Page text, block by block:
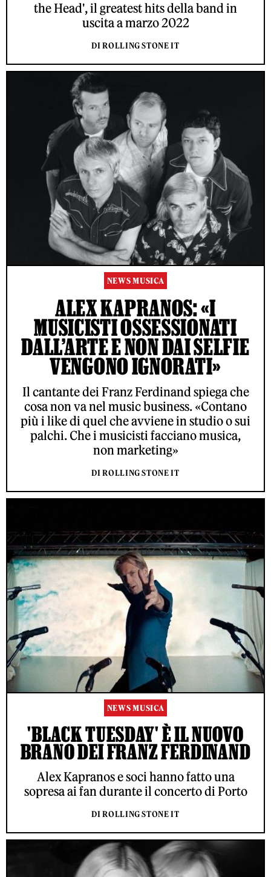
the Head', il greatest hits della band in
uscita a marzo 2022
DI ROLLING STONE IT
NEWS MUSICA
ALEX KAPRANOS: «I
MUSICISTI OSSESSIONATI
DALL’ARTE E NON DAI SELFIE
VENGONO IGNORATI»
Il cantante dei Franz Ferdinand spiega che
cosa non va nel music business. «Contano
più i like di quel che avviene in studio o sui
palchi. Che i musicisti facciano musica,
non marketing»
DI ROLLING STONE IT
NEWS MUSICA
'BLACK TUESDAY' È IL NUOVO
BRANO DEI FRANZ FERDINAND
Alex Kapranos e soci hanno fatto una
sopresa ai fan durante il concerto di Porto
DI ROLLING STONE IT